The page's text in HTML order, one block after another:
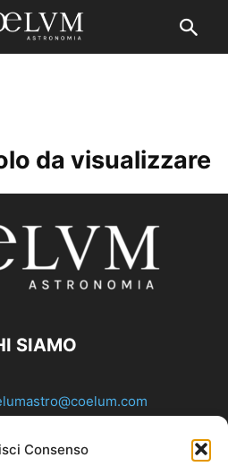
Consenso
da visualizzare
SIAMO